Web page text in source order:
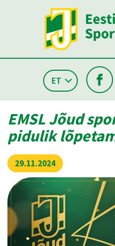
ET
EMSL Jõud
pidulik
29.11.2024